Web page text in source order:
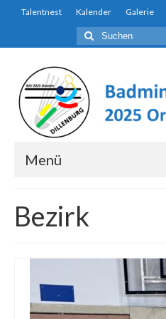
Talentnest Kalender Galerie
Suchen
nach:
Menü
Auf den ersten Blick…
Der Unterschied
Talentnest
Ausbildungs- und
Bezirk